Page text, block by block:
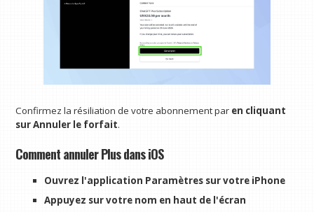
Confirmez la résiliation de votre abonnement par en cliquant
sur Annuler le forfait.
Comment annuler Plus dans iOS
Ouvrez l'application Paramètres sur votre iPhone
Appuyez sur votre nom en haut de l'écran